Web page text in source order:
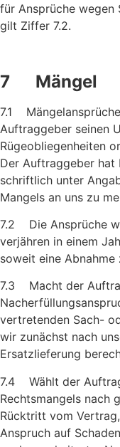
für Ansprüche wegen
gilt Ziffer 7.2.
7 Mängel
7.1
Auftraggeber seinen
Rügeobliegenheiten
Der Auftraggeber hat
schriftlich unter
Mangels an uns zu
7.2 Die Ansprüche
verjähren in einem
soweit eine
7.3 Macht der
vertretenden Sach-
wir zunächst nach
Ersatzlieferung
7.4 Wählt der
Rechtsmangels nach
Rücktritt vom
Anspruch auf